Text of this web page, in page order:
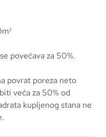
povećava za 50%.
povrat poreza neto
veća za 50% od
kupljenog stana ne